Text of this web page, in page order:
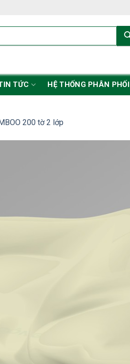
TỨC HỆ THỐNG PHÂN PHỐI
200 tờ 2 lớp